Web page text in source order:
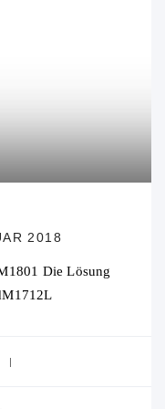
2018
Die Lösung